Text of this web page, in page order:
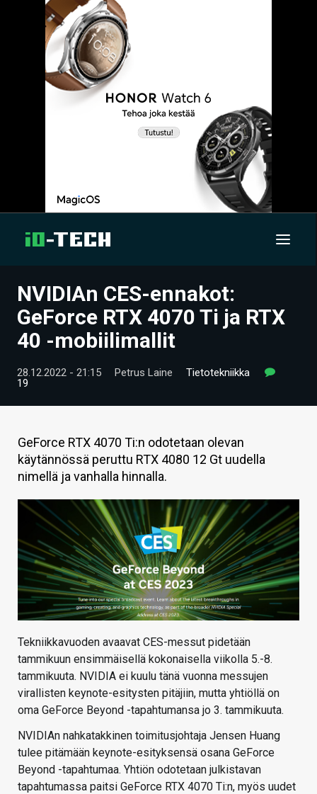
UUTISET
ARTIKKELIT
VIDEOT
HINTA.FI
KAUPPA
VAIHDA TEEMA
HAKU
NVIDIAn CES-ennakot:
GeForce RTX 4070 Ti ja RTX
40 -mobiilimallit
28.12.2022 - 21:15 Petrus Laine
Tietotekniikka
19
GeForce RTX 4070 Ti:n odotetaan olevan
käytännössä peruttu RTX 4080 12 Gt uudella
nimellä ja vanhalla hinnalla.
Tekniikkavuoden avaavat CES-messut pidetään
tammikuun ensimmäisellä kokonaisella viikolla 5.-8.
tammikuuta. NVIDIA ei kuulu tänä vuonna messujen
virallisten keynote-esitysten pitäjiin, mutta yhtiöllä on
oma GeForce Beyond -tapahtumansa jo 3. tammikuuta.
NVIDIAn nahkatakkinen toimitusjohtaja Jensen Huang
tulee pitämään keynote-esityksensä osana GeForce
Beyond -tapahtumaa. Yhtiön odotetaan julkistavan
tapahtumassa paitsi GeForce RTX 4070 Ti:n, myös uudet